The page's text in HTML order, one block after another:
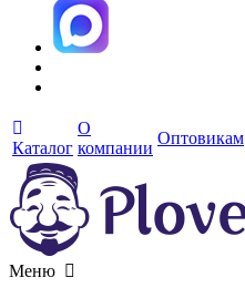
Каталог
О
компании
Оптовикам
Меню